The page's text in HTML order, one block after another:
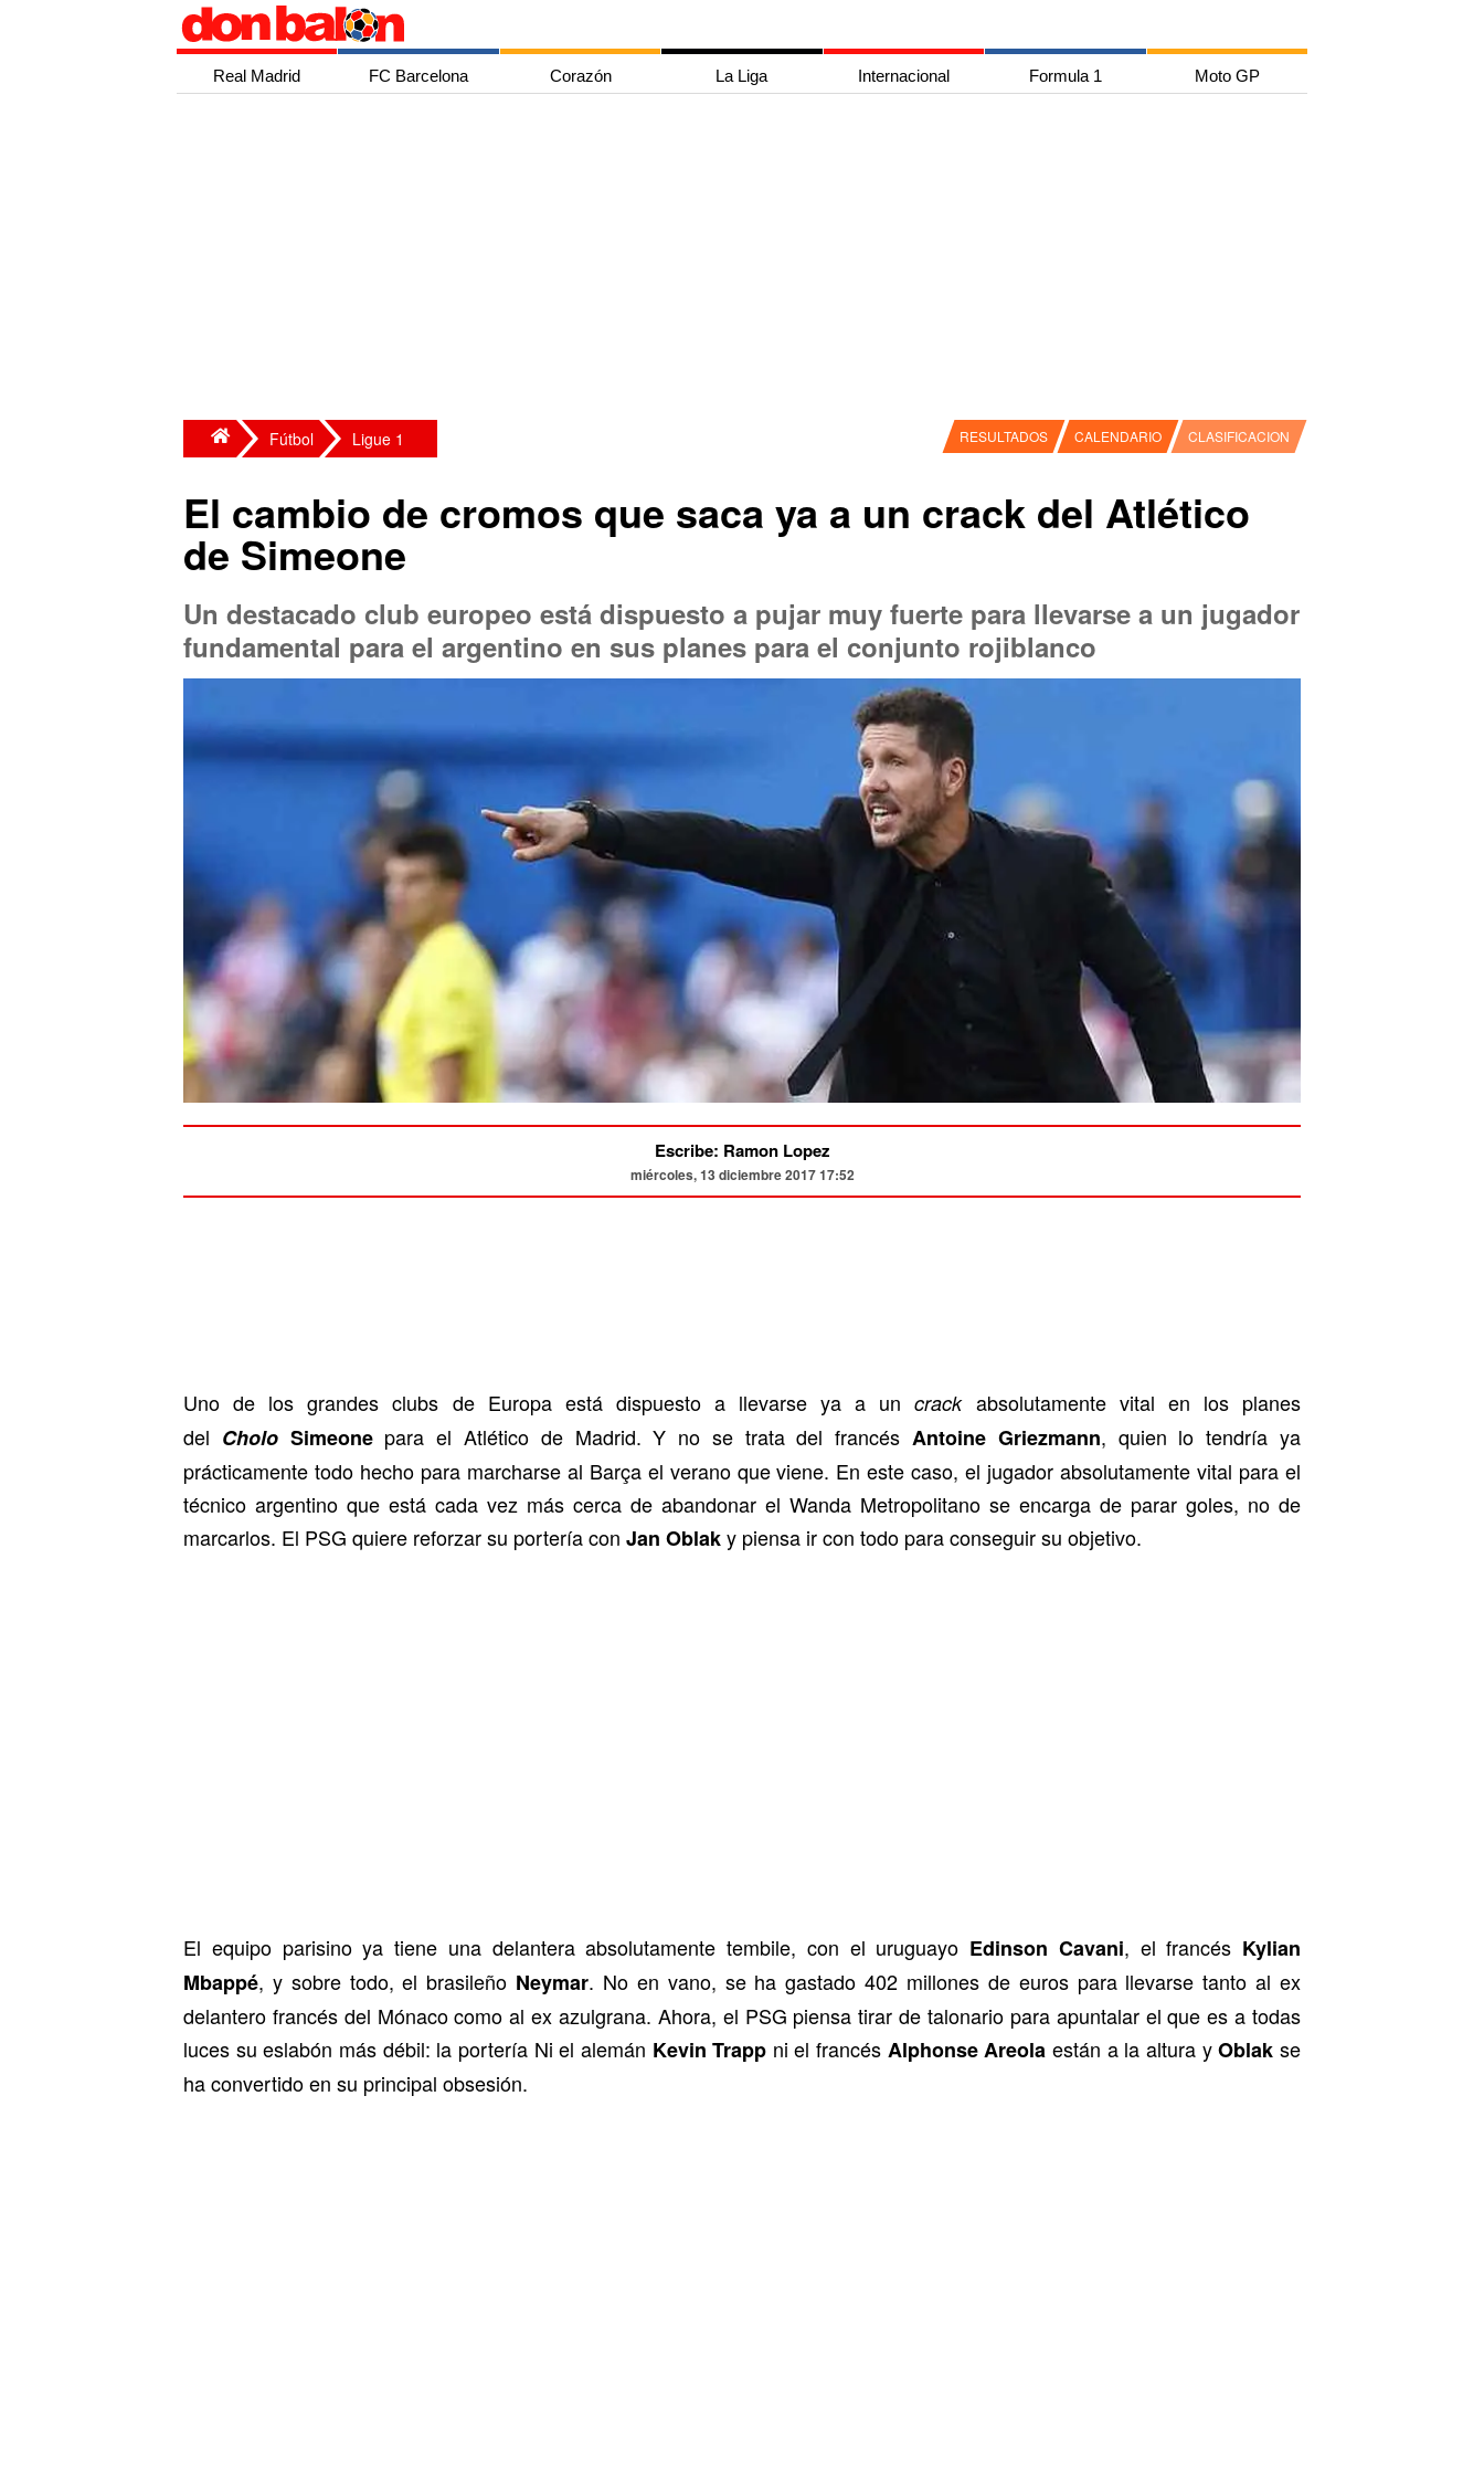
Real Madrid FC Barcelona Corazón La Liga Internacional Formula 1 Moto GP
Fútbol Ligue 1 RESULTADOS CALENDARIO CLASIFICACION
El cambio de cromos que saca ya a un crack del Atlético
de Simeone
Un destacado club europeo está dispuesto a pujar muy fuerte para llevarse a un jugador
fundamental para el argentino en sus planes para el conjunto rojiblanco
Escribe: Ramon Lopez
miércoles, 13 diciembre 2017 17:52
Uno de los grandes clubs de Europa está dispuesto a llevarse ya a uncrack absolutamente vital en los planes
del Cholo Simeonepara el Atlético de Madrid. Y no se trata del francésAntoine Griezmann, quien lo tendría ya
prácticamente todo hecho para marcharse al Barça el verano que viene. En este caso, el jugador absolutamente vital para el
técnico argentino que está cada vez más cerca de abandonar el Wanda Metropolitano se encarga de parar goles, no de
marcarlos. El PSG quiere reforzar su portería con Jan Oblaky piensa ir con todo para conseguir su objetivo.
El equipo parisino ya tiene una delantera absolutamente tembile, con el uruguayo Edinson Cavani, el francés Kylian
Mbappé, y sobre todo, el brasileño Neymar. No en vano, se ha gastado 402 millones de euros para llevarse tanto al ex
delantero francés del Mónaco como al ex azulgrana. Ahora, el PSG piensa tirar de talonario para apuntalar el que es a todas
luces su eslabón más débil: la portería Ni el alemán Kevin Trapp ni el francés Alphonse Areola están a la altura yOblak se
ha convertido en su principal obsesión.